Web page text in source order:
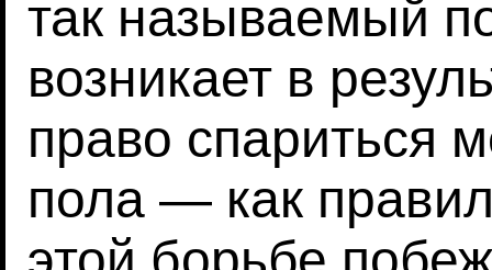
так называемый
возникает в
право спариться
пола — как